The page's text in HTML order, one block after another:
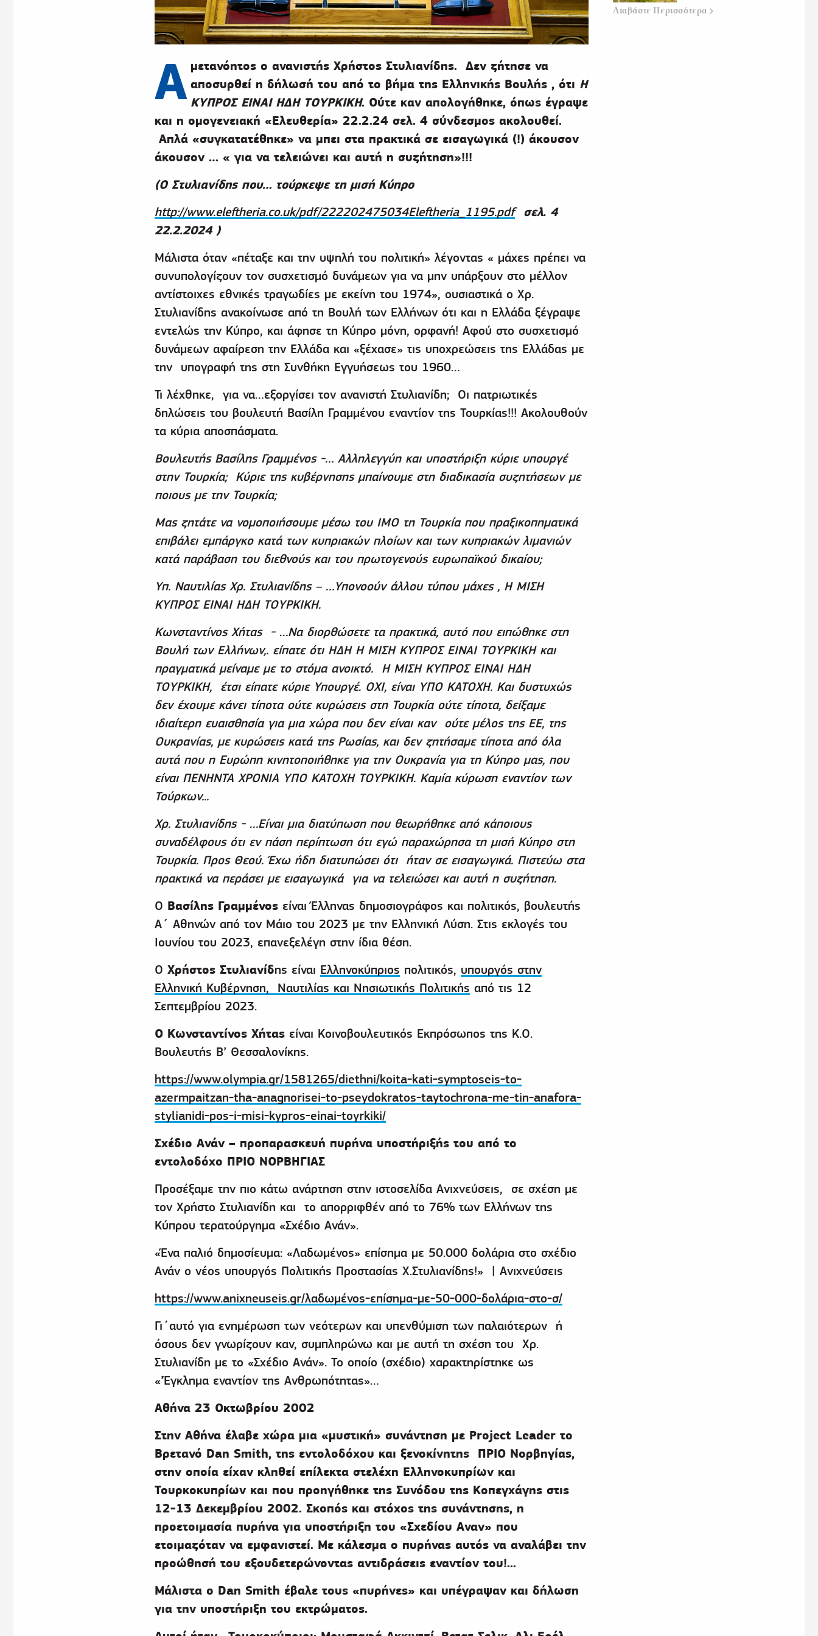
Α μετανόητος ο ανανιστής Χρήστος Στυλιανίδης. Δεν ζήτησε να
αποσυρθεί η δήλωσή του από το βήμα της Ελληνικής Βουλής , ότι Η
ΚΥΠΡΟΣ ΕΙΝΑΙ ΗΔΗ ΤΟΥΡΚΙΚΗ. Ούτε καν απολογήθηκε, όπως έγραψε
και η ομογενειακή «Ελευθερία» 22.2.24 σελ. 4 σύνδεσμος ακολουθεί.
Απλά «συγκατατέθηκε» να μπει στα πρακτικά σε εισαγωγικά (!) άκουσον
άκουσον … « για να τελειώνει και αυτή η συζήτηση»!!!
(Ο Στυλιανίδης που… τούρκεψε τη μισή Κύπρο
http://www.eleftheria.co.uk/pdf/222202475034Eleftheria_1195.pdfσελ. 4
22.2.2024 )
Μάλιστα όταν «πέταξε και την υψηλή του πολιτική» λέγοντας « μάχες πρέπει να
συνυπολογίζουν τον συσχετισμό δυνάμεων για να μην υπάρξουν στο μέλλον
αντίστοιχες εθνικές τραγωδίες με εκείνη του 1974», ουσιαστικά ο Χρ.
Στυλιανίδης ανακοίνωσε από τη Βουλή των Ελλήνων ότι και η Ελλάδα ξέγραψε
εντελώς την Κύπρο, και άφησε τη Κύπρο μόνη, ορφανή! Αφού στο συσχετισμό
δυνάμεων αφαίρεση την Ελλάδα και «ξέχασε» τις υποχρεώσεις της Ελλάδας με
την υπογραφή της στη Συνθήκη Εγγυήσεως του 1960…
Τι λέχθηκε, για να…εξοργίσει τον ανανιστή Στυλιανίδη; Οι πατριωτικές
δηλώσεις του βουλευτή Βασίλη Γραμμένου εναντίον της Τουρκίας!!! Ακολουθούν
τα κύρια αποσπάσματα.
Βουλευτής Βασίλης Γραμμένος -… Αλληλεγγύη και υποστήριξη κύριε υπουργέ
στην Τουρκία; Κύριε της κυβέρνησης μπαίνουμε στη διαδικασία συζητήσεων με
ποιους με την Τουρκία;
Μας ζητάτε να νομοποιήσουμε μέσω του ΙΜΟ τη Τουρκία που πραξικοπηματικά
επιβάλει εμπάργκο κατά των κυπριακών πλοίων και των κυπριακών λιμανιών
κατά παράβαση του διεθνούς και του πρωτογενούς ευρωπαϊκού δικαίου;
Υπ. Ναυτιλίας Χρ. Στυλιανίδης – …Υπονοούν άλλου τύπου μάχες , Η ΜΙΣΗ
ΚΥΠΡΟΣ ΕΙΝΑΙ ΗΔΗ ΤΟΥΡΚΙΚΗ.
Κωνσταντίνος Χήτας - …Να διορθώσετε τα πρακτικά, αυτό που ειπώθηκε στη
Βουλή των Ελλήνων,. είπατε ότι ΗΔΗ Η ΜΙΣΗ ΚΥΠΡΟΣ ΕΙΝΑΙ ΤΟΥΡΚΙΚΗ και
πραγματικά μείναμε με το στόμα ανοικτό. Η ΜΙΣΗ ΚΥΠΡΟΣ ΕΙΝΑΙ ΗΔΗ
ΤΟΥΡΚΙΚΗ, έτσι είπατε κύριε Υπουργέ. ΟΧΙ, είναι ΥΠΟ ΚΑΤΟΧΗ. Και δυστυχώς
δεν έχουμε κάνει τίποτα ούτε κυρώσεις στη Τουρκία ούτε τίποτα, δείξαμε
ιδιαίτερη ευαισθησία για μια χώρα που δεν είναι καν ούτε μέλος της ΕΕ, της
Ουκρανίας, με κυρώσεις κατά της Ρωσίας, και δεν ζητήσαμε τίποτα από όλα
αυτά που η Ευρώπη κινητοποιήθηκε για την Ουκρανία για τη Κύπρο μας, που
είναι ΠΕΝΗΝΤΑ ΧΡΟΝΙΑ ΥΠΟ ΚΑΤΟΧΗ ΤΟΥΡΚΙΚΗ. Καμία κύρωση εναντίον των
Τούρκων...
Χρ. Στυλιανίδης - …Είναι μια διατύπωση που θεωρήθηκε από κάποιους
συναδέλφους ότι εν πάση περίπτωση ότι εγώ παραχώρησα τη μισή Κύπρο στη
Τουρκία. Προς Θεού. Έχω ήδη διατυπώσει ότι ήταν σε εισαγωγικά. Πιστεύω στα
πρακτικά να περάσει με εισαγωγικά για να τελειώσει και αυτή η συζήτηση.
Ο Βασίλης Γραμμένοςείναι Έλληνας δημοσιογράφος και πολιτικός, βουλευτής
Α΄ Αθηνών από τον Μάιο του 2023 με την Ελληνική Λύση. Στις εκλογές του
Ιουνίου του 2023, επανεξελέγη στην ίδια θέση.
Ο Χρήστος Στυλιανίδης είναι Ελληνοκύπριος πολιτικός, υπουργός στην
Ελληνική Κυβέρνηση, Ναυτιλίας και Νησιωτικής Πολιτικής από τις 12
Σεπτεμβρίου 2023.
Ο Κωνσταντίνος Χήταςείναι Κοινοβουλευτικός Εκπρόσωπος της Κ.Ο.
Βουλευτής Β’ Θεσσαλονίκης.
https://www.olympia.gr/1581265/diethni/koita-kati-symptoseis-to-
azermpaitzan-tha-anagnorisei-to-pseydokratos-taytochrona-me-tin-anafora-
stylianidi-pos-i-misi-kypros-einai-toyrkiki/
Σχέδιο Ανάν – προπαρασκευή πυρήνα υποστήριξής του από το
εντολοδόχο ΠΡΙΟ ΝΟΡΒΗΓΙΑΣ
Προσέξαμε την πιο κάτω ανάρτηση στην ιστοσελίδα Ανιχνεύσεις, σε σχέση με
τον Χρήστο Στυλιανίδη και το απορριφθέν από το 76% των Ελλήνων της
Κύπρου τερατούργημα «Σχέδιο Ανάν».
«Ένα παλιό δημοσίευμα: «Λαδωμένος» επίσημα με 50.000 δολάρια στο σχέδιο
Ανάν ο νέος υπουργός Πολιτικής Προστασίας Χ.Στυλιανίδης!» | Ανιχνεύσεις
https://www.anixneuseis.gr/λαδωμένος-επίσημα-με-50-000-δολάρια-στο-σ/
Γι΄αυτό για ενημέρωση των νεότερων και υπενθύμιση των παλαιότερων ή
όσους δεν γνωρίζουν καν, συμπληρώνω και με αυτή τη σχέση του Χρ.
Στυλιανίδη με το «Σχέδιο Ανάν». Το οποίο (σχέδιο) χαρακτηρίστηκε ως
«’Έγκλημα εναντίον της Ανθρωπότητας»…
Αθήνα 23 Οκτωβρίου 2002
Στην Αθήνα έλαβε χώρα μια «μυστική» συνάντηση με Project Leader το
Βρετανό Dan Smith, της εντολοδόχου και ξενοκίνητης ΠΡΙΟ Νορβηγίας,
στην οποία είχαν κληθεί επίλεκτα στελέχη Ελληνοκυπρίων και
Τουρκοκυπρίων και που προηγήθηκε της Συνόδου της Κοπεγχάγης στις
12-13 Δεκεμβρίου 2002. Σκοπός και στόχος της συνάντησης, η
προετοιμασία πυρήνα για υποστήριξη του «Σχεδίου Αναν» που
ετοιμαζόταν να εμφανιστεί. Με κάλεσμα ο πυρήνας αυτός να αναλάβει την
προώθησή του εξουδετερώνοντας αντιδράσεις εναντίον του!...
Μάλιστα ο Dan Smith έβαλε τους «πυρήνες» και υπέγραψαν και δήλωση
για την υποστήριξη του εκτρώματος.
Διαβάστε Περισσότερα